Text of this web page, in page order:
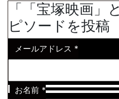
「「宝塚映画」
ピソードを投稿
メールアドレス *
お名前 *